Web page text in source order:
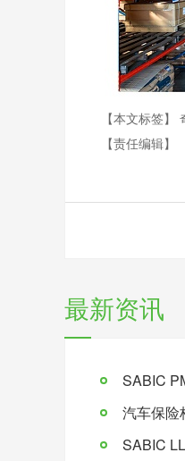
【本文标签】
【责任编辑】
最新资讯
SABIC
汽车保险
SABIC